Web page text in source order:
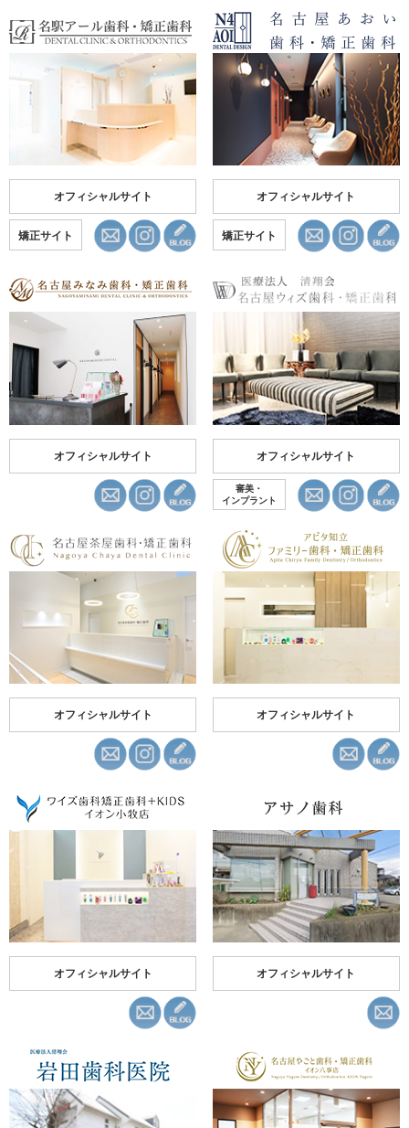
オフィシャルサイト
矯正サイト
オフィシャルサイト
矯正サイト
オフィシャルサイト オフィシャルサイト
審美・
インプラント
オフィシャルサイト オフィシャルサイト
オフィシャルサイト オフィシャルサイト